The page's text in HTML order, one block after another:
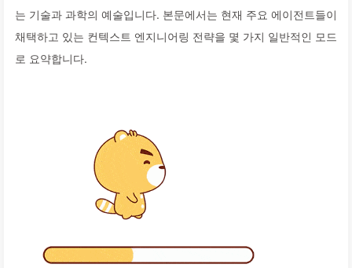
는 기술과 과학의 예술입니다. 본문에서는 현재 주요 에이전트들이
채택하고 있는 컨텍스트 엔지니어링 전략을 몇 가지 일반적인 모드
로 요약합니다.